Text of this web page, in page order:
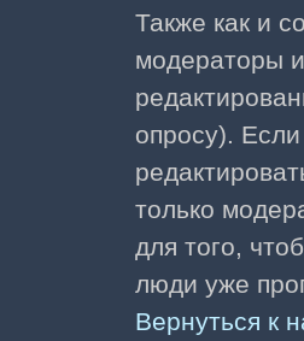
Также как и
модераторы
опросу). Если
только
для того,
люди уже
Вернуться к